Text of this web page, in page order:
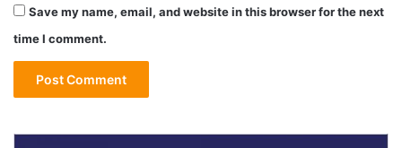
Save my name, email, and website in this browser for the next
time I comment.